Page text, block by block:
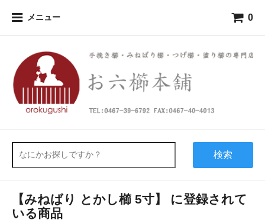
メニュー 0
検索
【みねばり とかし櫛 5寸】 に登録されて
いる商品